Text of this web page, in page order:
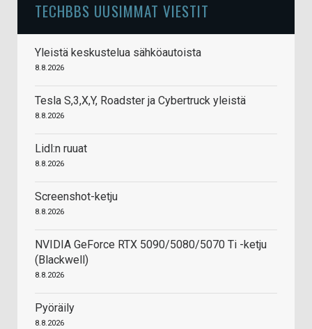
TECHBBS UUSIMMAT VIESTIT
Yleistä keskustelua sähköautoista
8.8.2026
Tesla S,3,X,Y, Roadster ja Cybertruck yleistä
8.8.2026
Lidl:n ruuat
8.8.2026
Screenshot-ketju
8.8.2026
NVIDIA GeForce RTX 5090/5080/5070 Ti -ketju
(Blackwell)
8.8.2026
Pyöräily
8.8.2026